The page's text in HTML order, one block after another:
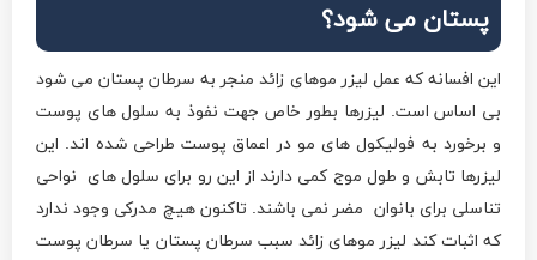
پستان می‌ شود؟
این افسانه که عمل لیزر موهای زائد منجر به سرطان پستان می شود
بی اساس است. لیزرها بطور خاص جهت نفوذ به سلول های پوست
و برخورد به فولیکول های مو در اعماق پوست طراحی شده اند. این
لیزرها تابش و طول موج کمی دارند از این رو برای سلول های نواحی
تناسلی برای بانوان مضر نمی باشند. تاکنون هیچ مدرکی وجود ندارد
که اثبات کند لیزر موهای زائد سبب سرطان پستان یا سرطان پوست